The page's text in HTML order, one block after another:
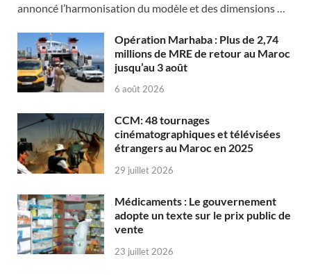
annoncé l’harmonisation du modèle et des dimensions …
Opération Marhaba : Plus de 2,74
millions de MRE de retour au Maroc
jusqu’au 3 août
6 août 2026
CCM: 48 tournages
cinématographiques et télévisées
étrangers au Maroc en 2025
29 juillet 2026
Médicaments : Le gouvernement
adopte un texte sur le prix public de
vente
23 juillet 2026